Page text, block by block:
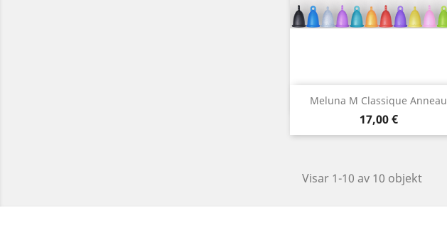
Meluna M Classique Anneau
Pris
17,00 €
Snabbvy
RödOrange
Blå
Visar 1-10 av 10 objekt